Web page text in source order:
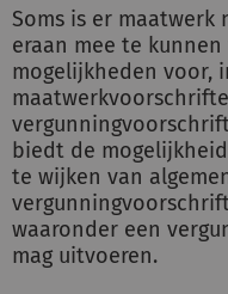
Juridisch advies
Inloggen op de
Soms is er
eraan mee te
mogelijkheden voor,
biedt de
te wijken van
waaronder een
mag uitvoeren.